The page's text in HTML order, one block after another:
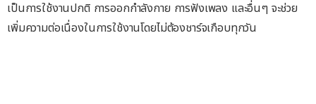
เป็นการใช้งานปกติ การออกกำลังกาย การฟังเพลง และอื่นๆ จะช่วย
เพิ่มความต่อเนื่องในการใช้งานโดยไม่ต้องชาร์จเกือบทุกวัน